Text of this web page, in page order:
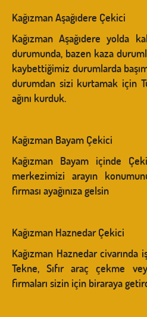
Kağızman Aşağıdere Çekici
Kağızman Aşağıdere yolda
durumunda, bazen kaza
kaybettiğimiz durumlarda
durumdan sizi kurtamak için
ağını kurduk.
Kağızman Bayam Çekici
Kağızman Bayam içinde
merkezimizi arayın
firması ayağınıza gelsin
Kağızman Haznedar Çekici
Kağızman Haznedar civarında
Tekne, Sıfır araç çekme
firmaları sizin için biraraya